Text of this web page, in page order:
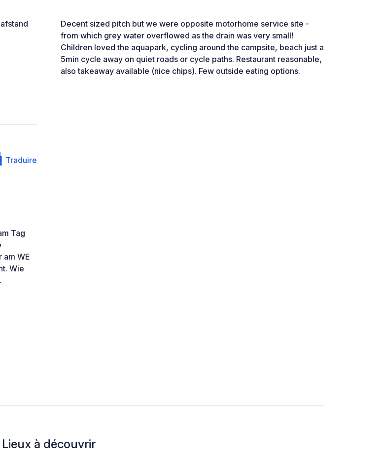
Decent sized pitch but we were opposite motorhome service site -
from which grey water overflowed as the drain was very small!
Children loved the aquapark, cycling around the campsite, beach just a
5min cycle away on quiet roads or cycle paths. Restaurant reasonable,
also takeaway available (nice chips). Few outside eating options.
Traduire
Tag
am WE
Wie
Lieux à découvrir